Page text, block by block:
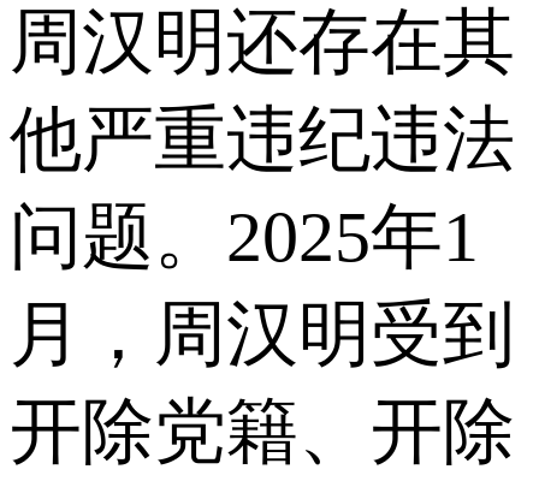
周汉明还存在其
他严重违纪违法
问题。2025年1
月，周汉明受到
开除党籍、开除